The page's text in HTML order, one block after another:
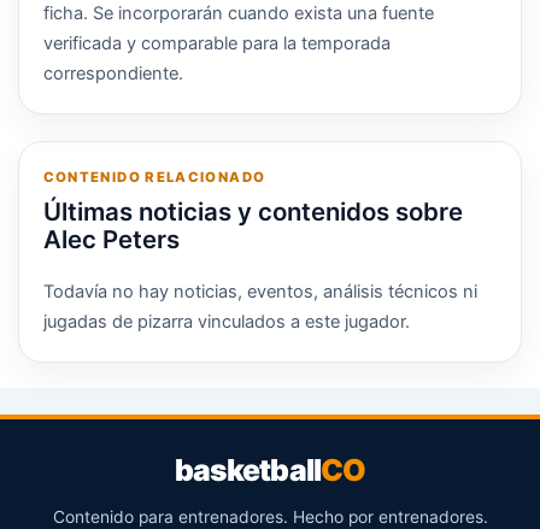
ficha. Se incorporarán cuando exista una fuente
verificada y comparable para la temporada
correspondiente.
CONTENIDO RELACIONADO
Últimas noticias y contenidos sobre
Alec Peters
Todavía no hay noticias, eventos, análisis técnicos ni
jugadas de pizarra vinculados a este jugador.
basketballCO
Contenido para entrenadores. Hecho por entrenadores.